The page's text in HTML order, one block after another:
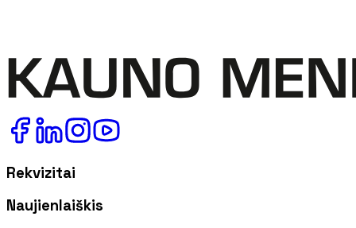
Rekvizitai
Naujienlaiškis